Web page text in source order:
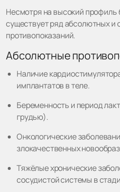
Несмотря на высокий профиль
существует ряд абсолютных и
противопоказаний.
Абсолютные
Наличие
имплантатов в теле.
Беременность и период
грудью).
Онкологические
злокачественных
Тяжёлые хронические
сосудистой системы в